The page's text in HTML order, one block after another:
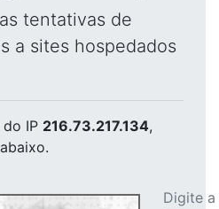
tentativas de
a sites hospedados
do IP 216.73.217.134,
Digite